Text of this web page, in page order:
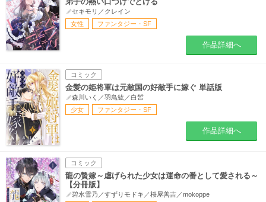
セキモリ／クレイン
女性
ファンタジー・SF
作品詳細へ
コミック
金髪の姫将軍は元敵国の好敵手に嫁ぐ 単話版
森川いく／羽鳥紘／白皙
少女
ファンタジー・SF
作品詳細へ
コミック
龍の贄嫁～虐げられた少女は運命の番として愛される～
【分冊版】
碧水雪乃／すずりモドキ／桜屋善吉／mokoppe